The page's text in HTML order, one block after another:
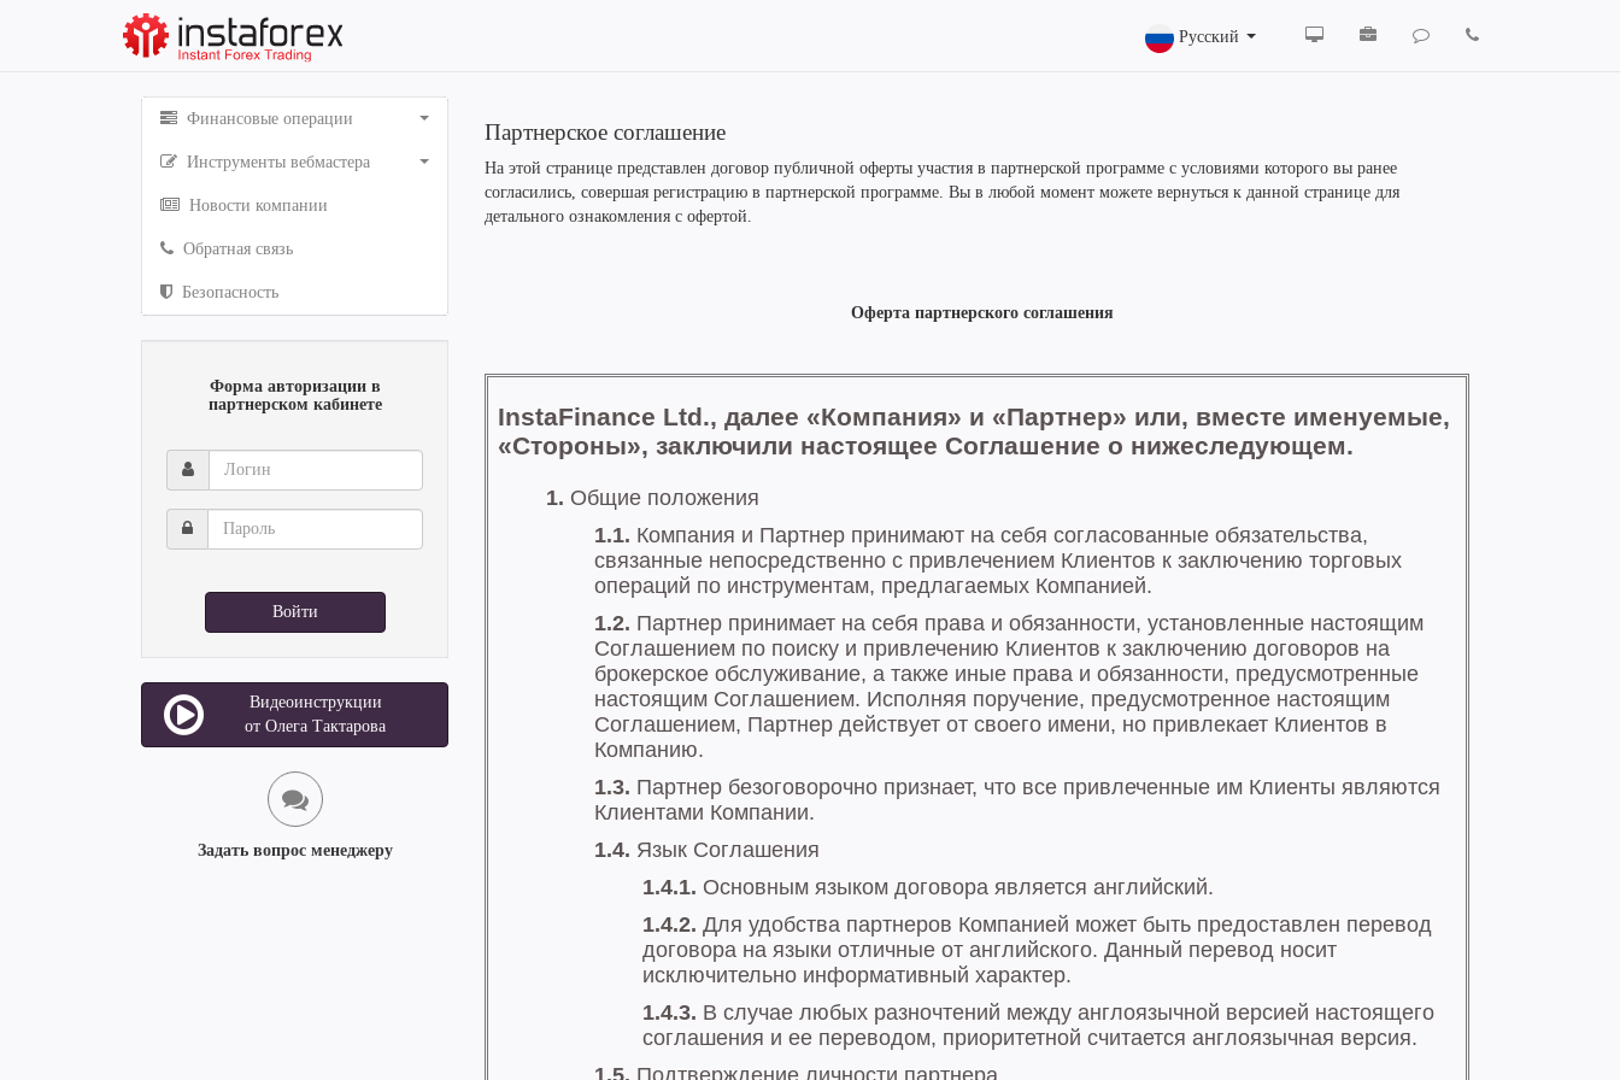
Русский
Финансовые операции
Инструменты вебмастера
Новости компании
Обратная связь
Безопасность
Форма авторизации в
партнерском кабинете
Логин
Пароль
Войти
Видеоинструкции
от Олега Тактарова
Задать вопрос менеджеру
Партнерское соглашение
На этой странице представлен договор публичной оферты участия в партнерской программе с условиями которого вы ранее
согласились, совершая регистрацию в партнерской программе. Вы в любой момент можете вернуться к данной странице для
детального ознакомления с офертой.
Оферта партнерского соглашения